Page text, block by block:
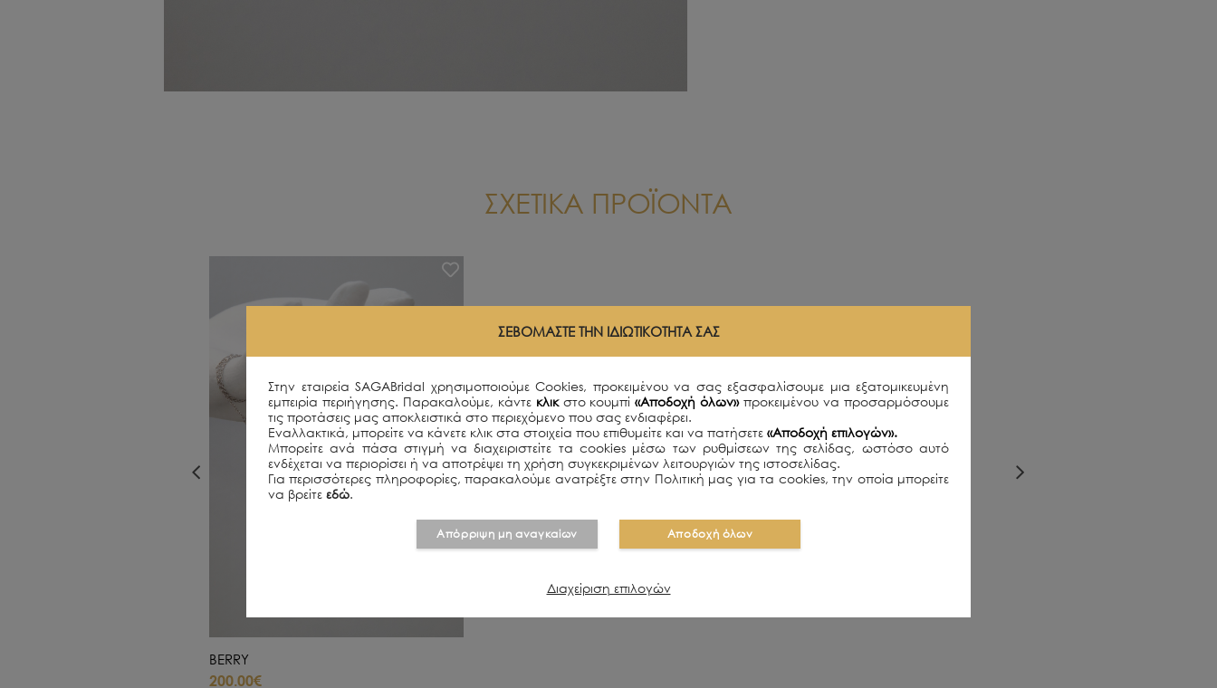
ΣΧΕΤΙΚΑ ΠΡΟΪΟΝΤΑ
BERRY
200.00€
ΣΕΒΌΜΑΣΤΕ ΤΗΝ ΙΔΙΩΤΙΚΌΤΗΤΆ ΣΑΣ
Στην εταιρεία SAGABridal χρησιμοποιούμε Cookies, προκειμένου να σας εξασφαλίσουμε μια εξατομικευμένη
εμπειρία περιήγησης. Παρακαλούμε, κάντε κλικ στο κουμπί«Αποδοχή όλων»προκειμένου να προσαρμόσουμε
τις προτάσεις μας αποκλειστικά στο περιεχόμενο που σας ενδιαφέρει.
Εναλλακτικά, μπορείτε να κάνετε κλικ στα στοιχεία που επιθυμείτε και να πατήσετε «Αποδοχή επιλογών».
Μπορείτε ανά πάσα στιγμή να διαχειριστείτε τα cookies μέσω των ρυθμίσεων της σελίδας, ωστόσο αυτό
ενδέχεται να περιορίσει ή να αποτρέψει τη χρήση συγκεκριμένων λειτουργιών της ιστοσελίδας.
Για περισσότερες πληροφορίες, παρακαλούμε ανατρέξτε στην Πολιτική μας για τα cookies, την οποία μπορείτε
να βρείτε εδώ.
Απόρριψη μη αναγκαίων Αποδοχή όλων
Διαχείριση επιλογών